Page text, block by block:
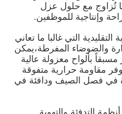
تُزاوج مع حلول عزل
وإنتاجية للموظفين.
التي غالبا ما تعاني
والضوضاء المفرطة،يمكن
بألواح معزولة عالية
توفر مقاومة حرارية متفوقة
في فصل الصيف ودافئة في
التدفئة والتهوية